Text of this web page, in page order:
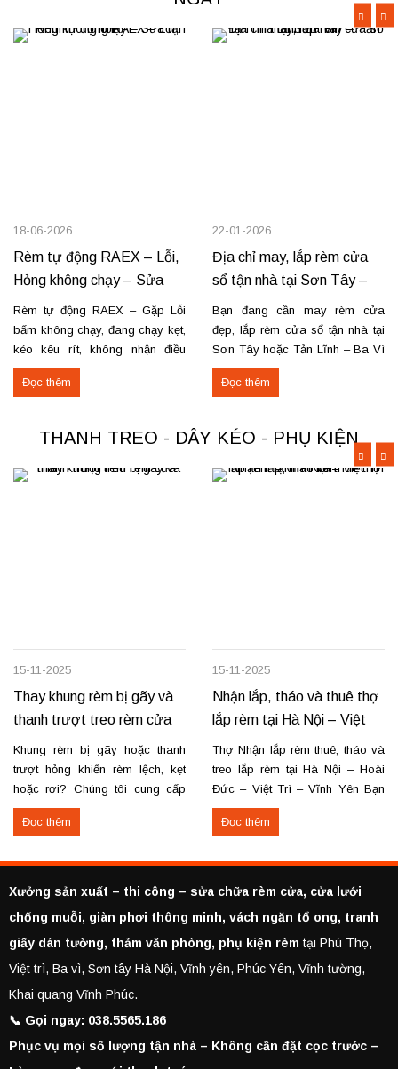
18-06-2026
Rèm tự động RAEX – Lỗi,
Hỏng không chạy – Sửa
tận nơi
Rèm tự động RAEX – Gặp Lỗi
bấm không chạy, đang chạy kẹt,
kéo kêu rít, không nhận điều
khiển… Nhận thay mới động cơ,
sửa chữa rèm tự động raex và
Đọc thêm
22-01-2026
Địa chỉ may, lắp rèm cửa
sổ tận nhà tại Sơn Tây –
Tản Lĩnh Ba Vì
Bạn đang cần may rèm cửa
đẹp, lắp rèm cửa sổ tận nhà tại
Sơn Tây hoặc Tản Lĩnh – Ba Vì
với giá hợp lý? Chúng tôi
chuyên may rèm theo yêu cầu,
tiến độ. Thực tế, chúng tôi vừa
hoàn thiện thi công rèm...
Đọc thêm
THANH TREO - DÂY KÉO - PHỤ KIỆN
15-11-2025
Thay khung rèm bị gãy và
thanh trượt treo rèm cửa
Khung rèm bị gãy hoặc thanh
trượt hỏng khiến rèm lệch, kẹt
hoặc rơi? Chúng tôi cung cấp
dịch vụ thay khung và thanh
trượt rèm tận nơi, đảm bảo rèm
bền lâu. Thay khung rèm bị gãy,
cong vênh Thay hoặc sửa
Đọc thêm
15-11-2025
Nhận lắp, tháo và thuê thợ
lắp rèm tại Hà Nội – Việt
Trì – Vĩnh Yên
Thợ Nhận lắp rèm thuê, tháo và
treo lắp rèm tại Hà Nội – Hoài
Đức – Việt Trì – Vĩnh Yên Bạn
cần lắp rèm bị rơi, tháo rèm cũ
hoặc thuê thợ lắp rèm tại Hoài
Yên? Chúng tôi cung cấp dịch
vụ...
Đọc thêm
Xưởng sản xuất – thi công – sửa chữa rèm cửa, cửa lưới
chống muỗi, giàn phơi thông minh, vách ngăn tổ ong, tranh
giấy dán tường, thảm văn phòng, phụ kiện rèm tại Phú Thọ,
Việt trì, Ba vì, Sơn tây Hà Nội, Vĩnh yên, Phúc Yên, Vĩnh tường,
Khai quang Vĩnh Phúc.
📞 Gọi ngay: 038.5565.186
Phục vụ mọi số lượng tận nhà – Không cần đặt cọc trước –